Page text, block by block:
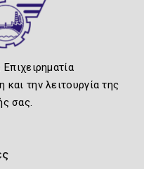
την λειτουργία της
σας.